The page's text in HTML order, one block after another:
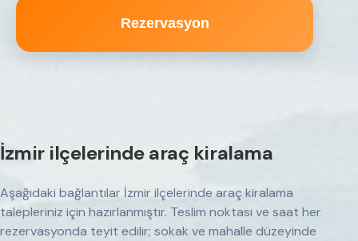
Rezervasyon
İzmir ilçelerinde araç kiralama
Aşağıdaki bağlantılar İzmir ilçelerinde araç kiralama
talepleriniz için hazırlanmıştır. Teslim noktası ve saat her
rezervasyonda teyit edilir; sokak ve mahalle düzeyinde